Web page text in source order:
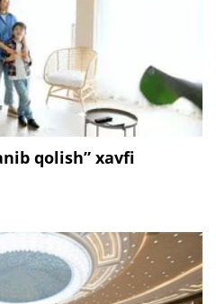
qolish” xavfi